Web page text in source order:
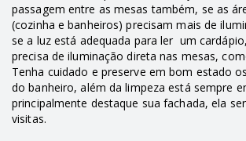
passagem entre as mesas também, se as
(cozinha e banheiros) precisam mais de
se a luz está adequada para ler um
precisa de iluminação direta nas mesas,
Tenha cuidado e preserve em bom estado
do banheiro, além da limpeza está sempre
principalmente destaque sua fachada, ela
visitas.